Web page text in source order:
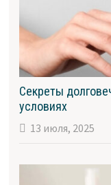
Секреты
условиях
13 июля, 2025